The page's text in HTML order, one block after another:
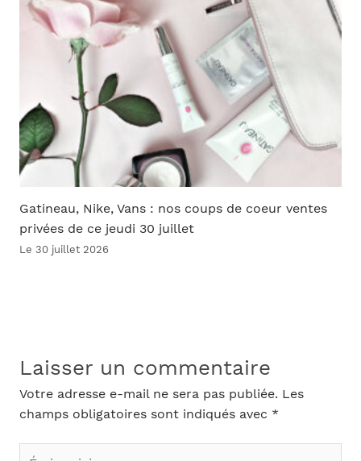
Gatineau, Nike, Vans : nos coups de coeur ventes
privées de ce jeudi 30 juillet
Le 30 juillet 2026
Laisser un commentaire
Votre adresse e-mail ne sera pas publiée. Les
champs obligatoires sont indiqués avec *
Écrivez